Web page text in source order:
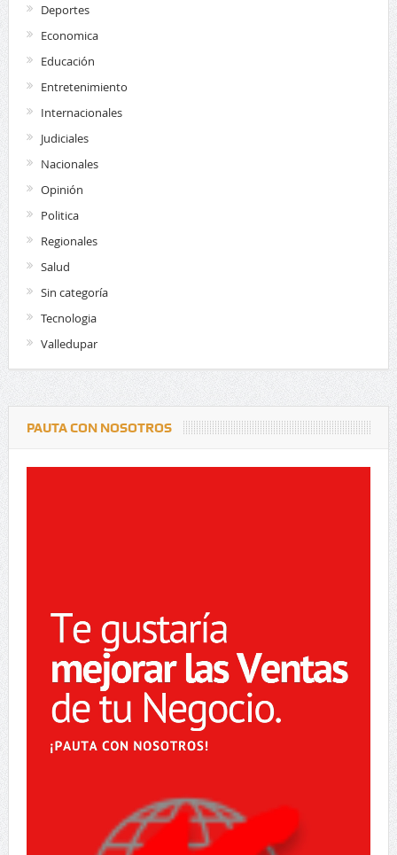
Deportes
Economica
Educación
Entretenimiento
Internacionales
Judiciales
Nacionales
Opinión
Politica
Regionales
Salud
Sin categoría
Tecnologia
Valledupar
PAUTA CON NOSOTROS